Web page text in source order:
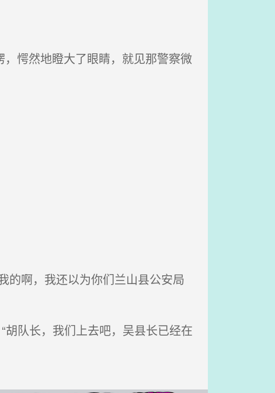
愕然地瞪大了眼睛，就见那警察微
的啊，我还以为你们兰山县公安局
队长，我们上去吧，吴县长已经在